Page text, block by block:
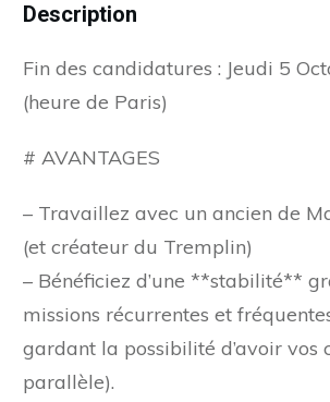
Description
Fin des candidatures : Jeudi 5
(heure de Paris)
# AVANTAGES
– Travaillez avec un ancien de
(et créateur du Tremplin)
– Bénéficiez d’une **stabilité**
missions récurrentes et
gardant la possibilité d’avoir vos
parallèle).